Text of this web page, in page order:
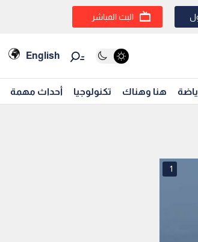
البث المباشر
English
هنا وهناك تكنولوجيا أحداث مهمة
1